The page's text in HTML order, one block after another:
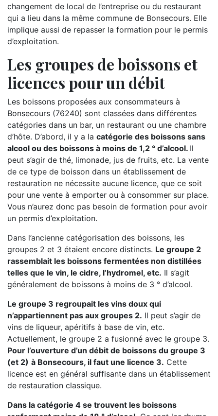
changement de local de l’entreprise ou du restaurant
qui a lieu dans la même commune de Bonsecours. Elle
implique aussi de repasser la formation pour le permis
d’exploitation.
Les groupes de boissons et
licences pour un débit
Les boissons proposées aux consommateurs à
Bonsecours (76240) sont classées dans différentes
catégories dans un bar, un restaurant ou une chambre
d’hôte. D’abord, il y a la catégorie des boissons sans
alcool ou des boissons à moins de 1,2 ° d’alcool. Il
peut s’agir de thé, limonade, jus de fruits, etc. La vente
de ce type de boisson dans un établissement de
restauration ne nécessite aucune licence, que ce soit
pour une vente à emporter ou à consommer sur place.
Vous n’aurez donc pas besoin de formation pour avoir
un permis d’exploitation.
Dans l’ancienne catégorisation des boissons, les
groupes 2 et 3 étaient encore distincts. Le groupe 2
rassemblait les boissons fermentées non distillées
telles que le vin, le cidre, l’hydromel, etc. Il s’agit
généralement de boissons à moins de 3 ° d’alcool.
Le groupe 3 regroupait les vins doux qui
n’appartiennent pas aux groupes 2. Il peut s’agir de
vins de liqueur, apéritifs à base de vin, etc.
Actuellement, le groupe 2 a fusionné avec le groupe 3.
Pour l’ouverture d’un débit de boissons du groupe 3
(et 2) à Bonsecours, il faut une licence 3. Cette
licence est en général suffisante dans un établissement
de restauration classique.
Dans la catégorie 4 se trouvent les boissons